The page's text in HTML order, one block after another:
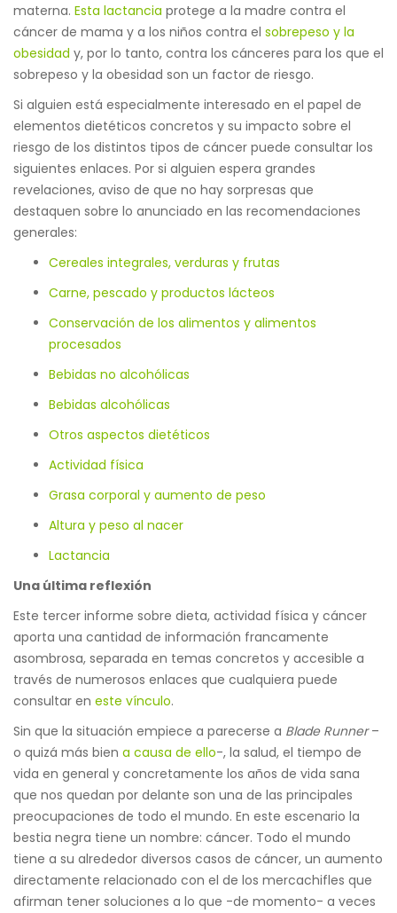
materna. Esta lactancia protege a la madre contra el
cáncer de mama y a los niños contra el sobrepeso y la
obesidad y, por lo tanto, contra los cánceres para los que el
sobrepeso y la obesidad son un factor de riesgo.
Si alguien está especialmente interesado en el papel de
elementos dietéticos concretos y su impacto sobre el
riesgo de los distintos tipos de cáncer puede consultar los
siguientes enlaces. Por si alguien espera grandes
revelaciones, aviso de que no hay sorpresas que
destaquen sobre lo anunciado en las recomendaciones
generales:
Cereales integrales, verduras y frutas
Carne, pescado y productos lácteos
Conservación de los alimentos y alimentos
procesados
Bebidas no alcohólicas
Bebidas alcohólicas
Otros aspectos dietéticos
Actividad física
Grasa corporal y aumento de peso
Altura y peso al nacer
Lactancia
Una última reflexión
Este tercer informe sobre dieta, actividad física y cáncer
aporta una cantidad de información francamente
asombrosa, separada en temas concretos y accesible a
través de numerosos enlaces que cualquiera puede
consultar en este vínculo.
Sin que la situación empiece a parecerse a Blade Runner –
o quizá más bien a causa de ello-, la salud, el tiempo de
vida en general y concretamente los años de vida sana
que nos quedan por delante son una de las principales
preocupaciones de todo el mundo. En este escenario la
bestia negra tiene un nombre: cáncer. Todo el mundo
tiene a su alrededor diversos casos de cáncer, un aumento
directamente relacionado con el de los mercachifles que
afirman tener soluciones a lo que -de momento- a veces